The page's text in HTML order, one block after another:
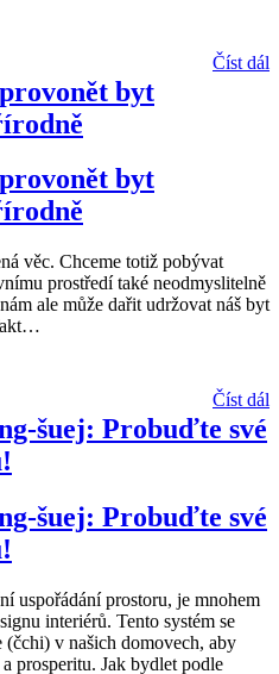
Číst dál
byt
byt
věc. Chceme totiž pobývat
prostředí také neodmyslitelně
ale může dařit udržovat náš byt
…
Číst dál
šuej: Probuďte své
šuej: Probuďte své
uspořádání prostoru, je mnohem
interiérů. Tento systém se
(čchi) v našich domovech, aby
prosperitu. Jak bydlet podle